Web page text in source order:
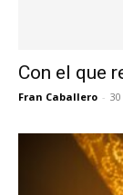
Con el que
Fran Caballero -